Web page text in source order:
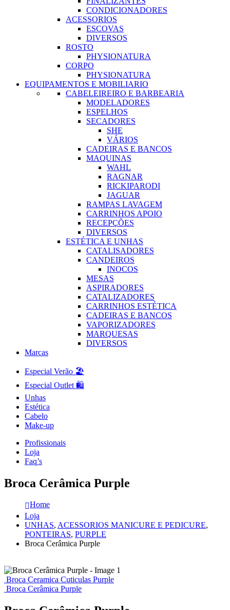
CONDICIONADORES
ACESSORIOS
ESCOVAS
DIVERSOS
ROSTO
PHYSIONATURA
CORPO
PHYSIONATURA
EQUIPAMENTOS E MOBILIARIO
CABELEIREIRO E BARBEARIA
MODELADORES
ESPELHOS
SECADORES
SHE
VÁRIOS
CADEIRAS E BANCOS
MAQUINAS
WAHL
RAGNAR
RICKIPARODI
JAGUAR
RAMPAS LAVAGEM
CARRINHOS APOIO
RECEPÇÕES
DIVERSOS
ESTÉTICA E UNHAS
CATALISADORES
CANDEIROS
INOCOS
MESAS
ASPIRADORES
CATALIZADORES
CARRINHOS ESTÉTICA
CADEIRAS E BANCOS
VAPORIZADORES
MARQUESAS
DIVERSOS
Marcas
Especial Verão 🏖️
Especial Outlet 🛍️
Unhas
Estética
Cabelo
Make-up
Profissionais
Loja
Faq’s
Broca Cerâmica Purple
Home
Loja
UNHAS, ACESSORIOS MANICURE E PEDICURE,
PONTEIRAS, PURPLE
Broca Cerâmica Purple
Broca Ceramica Cuticulas Purple
Broca Cerâmica Purple